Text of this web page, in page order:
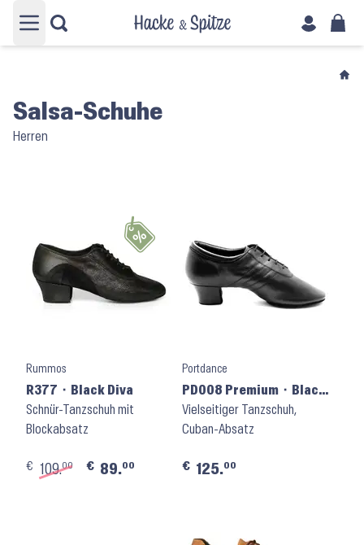
Hauptmenü öffnen
Salsa-Schuhe
Herren
Rummos
R377 ⬝ Black Diva
Schnür-Tanzschuh mit
Blockabsatz
€ 109.00 € 89.00
Portdance
PD008 Premium ⬝ Black
Leather
Vielseitiger Tanzschuh,
Cuban-Absatz
€ 125.00